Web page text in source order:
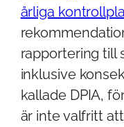
årliga
rapportering till
inklusive
kallade DPIA,
är inte valfritt